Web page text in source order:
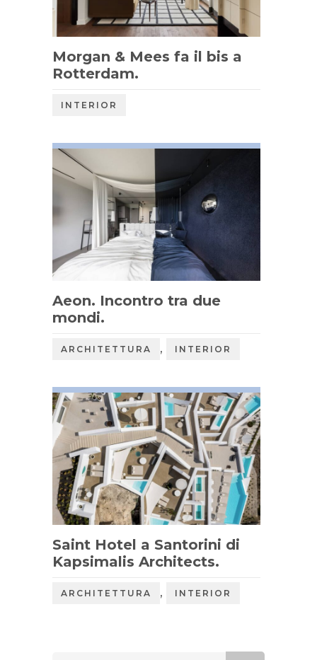
Morgan & Mees fa il bis a
Rotterdam.
INTERIOR
Aeon. Incontro tra due
mondi.
ARCHITETTURA , INTERIOR
Saint Hotel a Santorini di
Kapsimalis Architects.
ARCHITETTURA , INTERIOR